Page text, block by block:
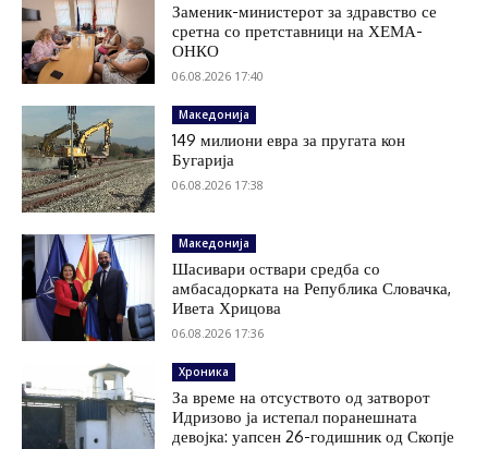
Заменик-министерот за здравство се
сретна со претставници на ХЕМА-
ОНКО
06.08.2026 17:40
Македонија
149 милиони евра за пругата кон
Бугарија
06.08.2026 17:38
Македонија
Шасивари оствари средба со
амбасадорката на Република Словачка,
Ивета Хрицова
06.08.2026 17:36
Хроника
За време на отсуството од затворот
Идризово ја истепал поранешната
девојка: уапсен 26-годишник од Скопје